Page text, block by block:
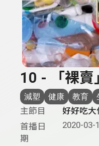
10 - 「裸賣
減塑 健康 教育
主節目
好好吃大
首播日
期
2020-03-